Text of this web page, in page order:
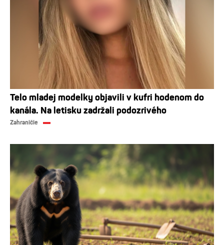
Telo mladej modelky objavili v kufri hodenom do
kanála. Na letisku zadržali podozrivého
Zahraničie